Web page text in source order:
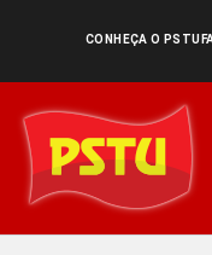
conteúdo
CONHEÇA O PSTU